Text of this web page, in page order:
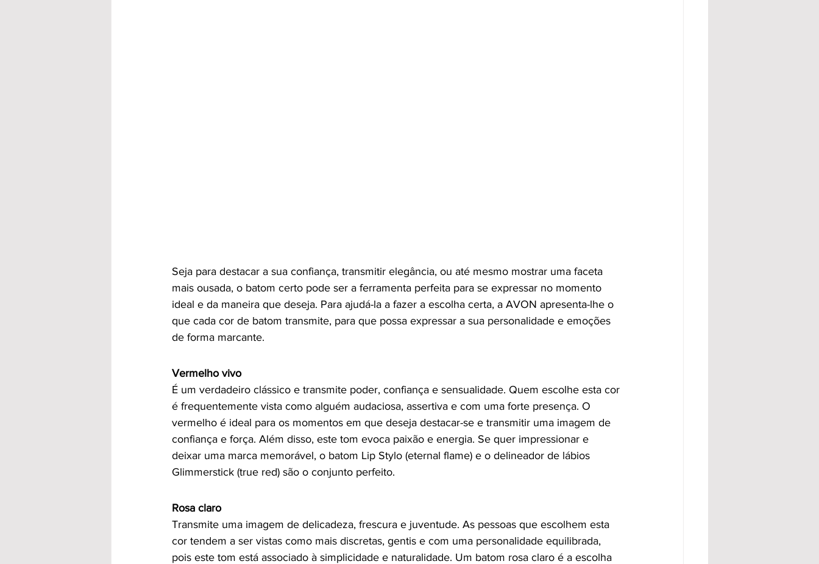
Seja para destacar a sua confiança, transmitir elegância, ou até mesmo mostrar uma faceta
mais ousada, o batom certo pode ser a ferramenta perfeita para se expressar no momento
ideal e da maneira que deseja. Para ajudá-la a fazer a escolha certa, a AVON apresenta-lhe o
que cada cor de batom transmite, para que possa expressar a sua personalidade e emoções
de forma marcante.
Vermelho vivo
É um verdadeiro clássico e transmite poder, confiança e sensualidade. Quem escolhe esta cor
é frequentemente vista como alguém audaciosa, assertiva e com uma forte presença. O
vermelho é ideal para os momentos em que deseja destacar-se e transmitir uma imagem de
confiança e força. Além disso, este tom evoca paixão e energia. Se quer impressionar e
deixar uma marca memorável, o batom Lip Stylo (eternal flame) e o delineador de lábios
Glimmerstick (true red) são o conjunto perfeito.
Rosa claro
Transmite uma imagem de delicadeza, frescura e juventude. As pessoas que escolhem esta
cor tendem a ser vistas como mais discretas, gentis e com uma personalidade equilibrada,
pois este tom está associado à simplicidade e naturalidade. Um batom rosa claro é a escolha